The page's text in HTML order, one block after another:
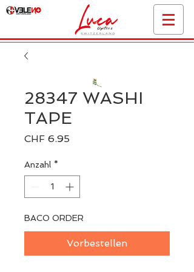
28347 WASHI
TAPE
CHF 6.95
Anzahl *
BACO ORDER
Vorbestellen